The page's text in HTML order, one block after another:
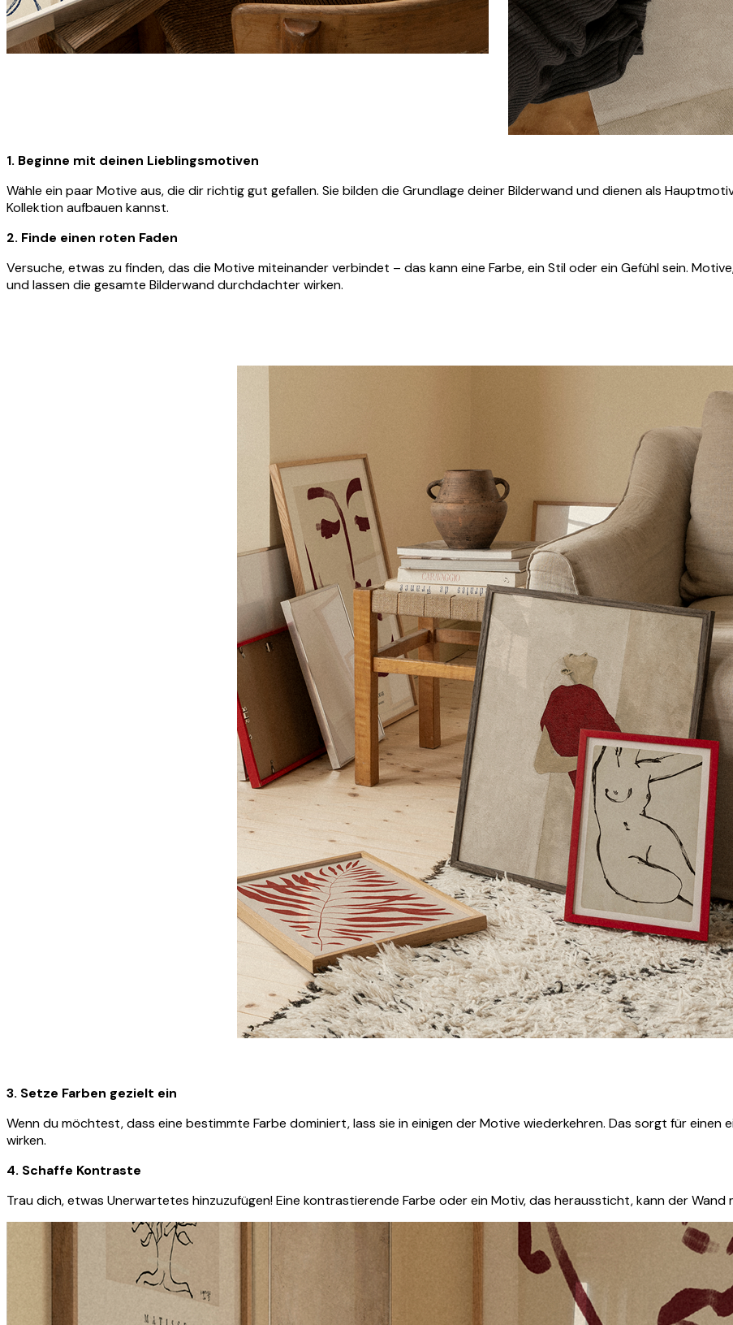
1. Beginne mit deinen Lieblingsmotiven
Wähle ein paar Motive aus, die dir richtig gut gefallen. Sie bilden die Grundlage deiner Bilderwand und dienen als
Kollektion aufbauen kannst.
2. Finde einen roten Faden
Versuche, etwas zu finden, das die Motive miteinander verbindet – das kann eine Farbe, ein Stil oder ein Gefühl sein.
und lassen die gesamte Bilderwand durchdachter wirken.
3. Setze Farben gezielt ein
Wenn du möchtest, dass eine bestimmte Farbe dominiert, lass sie in einigen der Motive wiederkehren. Das sorgt für einen
wirken.
4. Schaffe Kontraste
Trau dich, etwas Unerwartetes hinzuzufügen! Eine kontrastierende Farbe oder ein Motiv, das heraussticht, kann der Wand